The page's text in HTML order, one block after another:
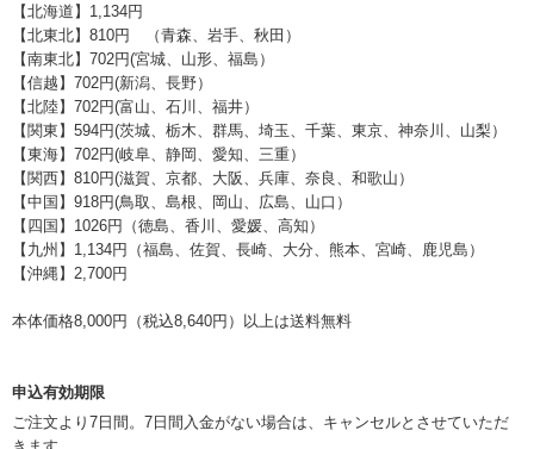
【北海道】1,134円
【北東北】810円 （青森、岩手、秋田）
【南東北】702円(宮城、山形、福島）
【信越】702円(新潟、長野）
【北陸】702円(富山、石川、福井）
【関東】594円(茨城、栃木、群馬、埼玉、千葉、東京、神奈川、山梨）
【東海】702円(岐阜、静岡、愛知、三重）
【関西】810円(滋賀、京都、大阪、兵庫、奈良、和歌山）
【中国】918円(鳥取、島根、岡山、広島、山口）
【四国】1026円（徳島、香川、愛媛、高知）
【九州】1,134円（福島、佐賀、長崎、大分、熊本、宮崎、鹿児島）
【沖縄】2,700円
本体価格8,000円（税込8,640円）以上は送料無料
申込有効期限
ご注文より7日間。7日間入金がない場合は、キャンセルとさせていただ